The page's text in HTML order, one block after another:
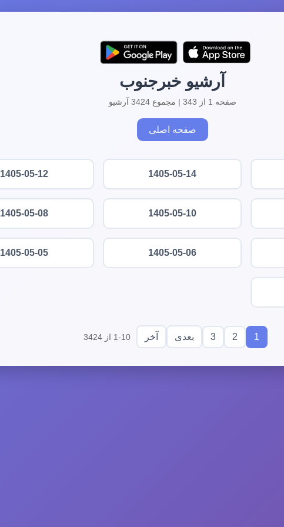
آرشیو خبرجنوب
صفحه 1 از 343 | مجموع 3424 آرشیو
صفحه اصلی
1405-05-14
1405-05-12
1405-05-10
1405-05-08
1405-05-06
1405-05-05
1
2
3 بعدی آخر 1-10 از 3424